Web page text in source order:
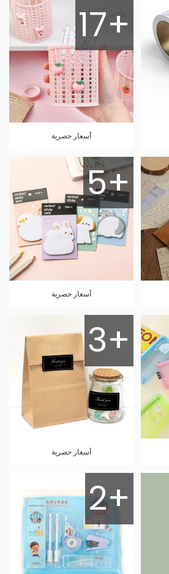
17+
أسعار حصرية
5+
أسعار حصرية
3+
أسعار حصرية
2+